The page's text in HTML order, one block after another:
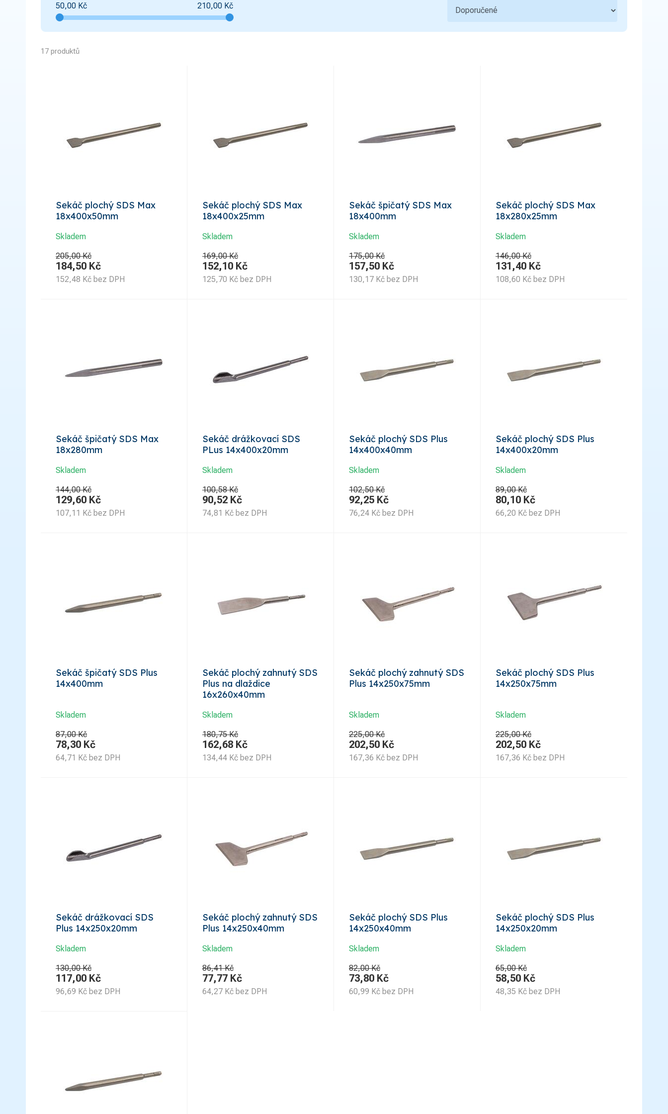
50,00 Kč 210,00 Kč
17 produktů
Sekáč plochý SDS Max
18x400x50mm
Skladem
205,00 Kč
184,50 Kč
152,48 Kč bez DPH
Sekáč plochý SDS Max
18x400x25mm
Skladem
169,00 Kč
152,10 Kč
125,70 Kč bez DPH
Sekáč špičatý SDS Max
18x400mm
Skladem
175,00 Kč
157,50 Kč
130,17 Kč bez DPH
Sekáč plochý SDS Max
18x280x25mm
Skladem
146,00 Kč
131,40 Kč
108,60 Kč bez DPH
Sekáč špičatý SDS Max
18x280mm
Skladem
144,00 Kč
129,60 Kč
107,11 Kč bez DPH
Sekáč drážkovací SDS
PLus 14x400x20mm
Skladem
100,58 Kč
90,52 Kč
74,81 Kč bez DPH
Sekáč plochý SDS Plus
14x400x40mm
Skladem
102,50 Kč
92,25 Kč
76,24 Kč bez DPH
Sekáč plochý SDS Plus
14x400x20mm
Skladem
89,00 Kč
80,10 Kč
66,20 Kč bez DPH
Sekáč špičatý SDS Plus
14x400mm
Skladem
87,00 Kč
78,30 Kč
64,71 Kč bez DPH
Sekáč plochý zahnutý SDS
Plus na dlaždice
16x260x40mm
Skladem
180,75 Kč
162,68 Kč
134,44 Kč bez DPH
Sekáč plochý zahnutý SDS
Plus 14x250x75mm
Skladem
225,00 Kč
202,50 Kč
167,36 Kč bez DPH
Sekáč plochý SDS Plus
14x250x75mm
Skladem
225,00 Kč
202,50 Kč
167,36 Kč bez DPH
Sekáč drážkovací SDS
Plus 14x250x20mm
Skladem
130,00 Kč
117,00 Kč
96,69 Kč bez DPH
Sekáč plochý zahnutý SDS
Plus 14x250x40mm
Skladem
86,41 Kč
77,77 Kč
64,27 Kč bez DPH
Sekáč plochý SDS Plus
14x250x40mm
Skladem
82,00 Kč
73,80 Kč
60,99 Kč bez DPH
Sekáč plochý SDS Plus
14x250x20mm
Skladem
65,00 Kč
58,50 Kč
48,35 Kč bez DPH